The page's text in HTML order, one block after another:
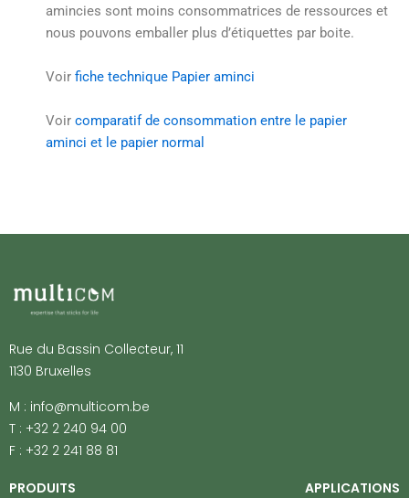
amincies sont moins consommatrices de ressources et
nous pouvons emballer plus d’étiquettes par boite.
Voir fiche technique Papier aminci
Voir comparatif de consommation entre le papier
aminci et le papier normal
Rue du Bassin Collecteur, 11
1130 Bruxelles
M : info@multicom.be
T : +32 2 240 94 00
F : +32 2 241 88 81
PRODUITS APPLICATIONS